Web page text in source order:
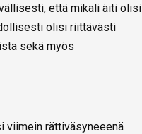
että mikäli äiti olisi
olisi riittävästi
sekä myös
viimein rättiväsyneeenä